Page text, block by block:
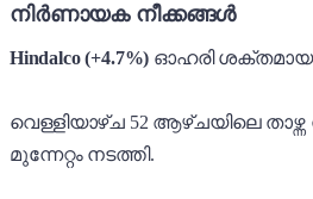
നിർണായക നീക്കങ്ങൾ
Hindalco (+4.7%) ഓഹരി ശക്തമായ
വെള്ളിയാഴ്ച 52 ആഴ്ചയിലെ
മുന്നേറ്റം നടത്തി.